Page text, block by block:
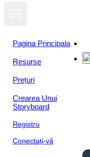
Pagina Principala
Resurse
Prețuri
Crearea Unui
Storyboard
Registru
Conectați-vă